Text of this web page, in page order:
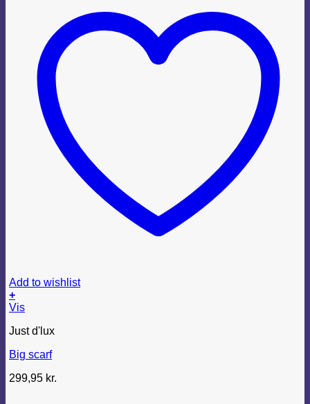
Add to wishlist
+
Vis
Just d'lux
Big scarf
299,95 kr.